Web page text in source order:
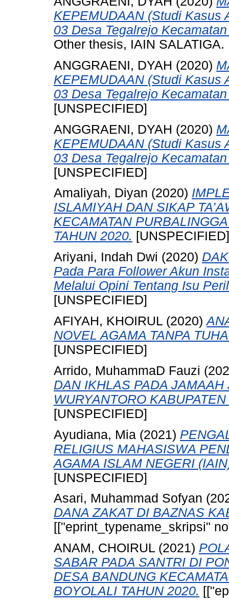
KEPEMUDAAN (Studi Kasus
03 Desa Tegalrejo
Other thesis, IAIN SALATIGA.
ANGGRAENI, DYAH (2020)
KEPEMUDAAN (Studi Kasus
03 Desa Tegalrejo
[UNSPECIFIED]
ANGGRAENI, DYAH (2020)
KEPEMUDAAN (Studi Kasus
03 Desa Tegalrejo
[UNSPECIFIED]
Amaliyah, Diyan (2020)
ISLAMIYAH DAN SIKAP
KECAMATAN
TAHUN 2020. [UNSPECIFIED]
Ariyani, Indah Dwi (2020)
Pada Para Follower Akun
Melalui Opini Tentang Isu
[UNSPECIFIED]
AFIYAH, KHOIRUL (2020)
NOVEL AGAMA TANPA
[UNSPECIFIED]
Arrido, MuhammaD Fauzi
DAN IKHLAS PADA
WURYANTORO
[UNSPECIFIED]
Ayudiana, Mia (2021)
RELIGIUS MAHASISWA
AGAMA ISLAM NEGERI
[UNSPECIFIED]
Asari, Muhammad Sofyan
DANA ZAKAT DI BAZNAS
[["eprint_typename_skripsi"
ANAM, CHOIRUL (2021)
SABAR PADA SANTRI DI
DESA BANDUNG
BOYOLALI TAHUN 2020.